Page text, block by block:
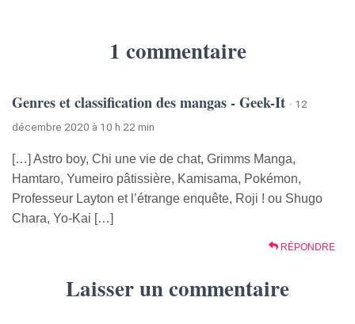
1 commentaire
Genres et classification des mangas - Geek-It · 12
décembre 2020 à 10 h 22 min
[…] Astro boy, Chi une vie de chat, Grimms Manga,
Hamtaro, Yumeiro pâtissière, Kamisama, Pokémon,
Professeur Layton et l’étrange enquête, Roji ! ou Shugo
Chara, Yo-Kai […]
RÉPONDRE
Laisser un commentaire